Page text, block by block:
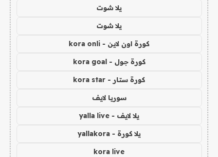
يلا شوت
يلا شوت
كورة اون لاين - kora onli
كورة جول - kora goal
كورة ستار - kora star
سوريا لايف
يلا لايف - yalla live
يلا كورة - yallakora
kora live